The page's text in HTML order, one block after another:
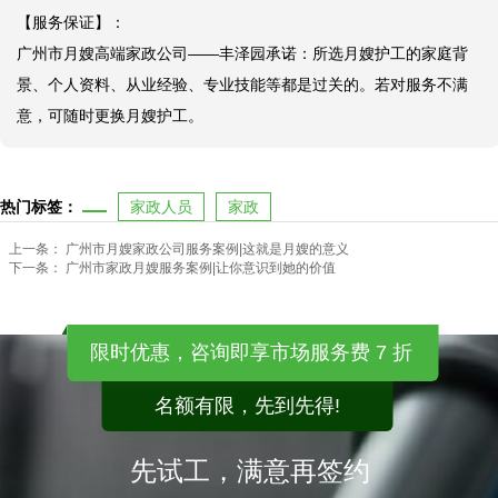
【服务保证】：
广州市月嫂高端家政公司——丰泽园承诺：所选月嫂护工的家庭背
景、个人资料、从业经验、专业技能等都是过关的。若对服务不满
意，可随时更换月嫂护工。
热门标签： 家政人员 家政
上一条：
广州市月嫂家政公司服务案例|这就是月嫂的意义
下一条：
广州市家政月嫂服务案例|让你意识到她的价值
限时优惠，咨询即享市场服务费 7 折
名额有限，先到先得!
先试工，满意再签约